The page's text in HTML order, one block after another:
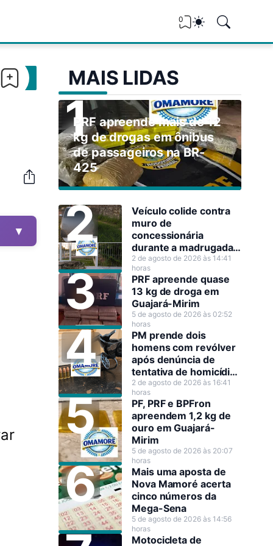
0
▼
MAIS LIDAS
PRF apreende mais de 12
kg de drogas em ônibus
de passageiros na BR-
425
Veículo colide contra
muro de
concessionária
durante a madrugada
em Guajará-Mirim
2 de agosto de 2026 às 14:41
horas
PRF apreende quase
13 kg de droga em
Guajará-Mirim
5 de agosto de 2026 às 02:52
horas
PM prende dois
homens com revólver
após denúncia de
tentativa de homicídio
em Guajará-Mirim
2 de agosto de 2026 às 16:41
horas
PF, PRF e BPFron
apreendem 1,2 kg de
ouro em Guajará-
Mirim
5 de agosto de 2026 às 20:07
horas
Mais uma aposta de
Nova Mamoré acerta
cinco números da
Mega-Sena
5 de agosto de 2026 às 14:56
horas
Motocicleta de